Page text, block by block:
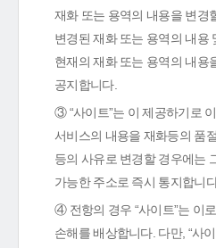
재화 또는 용역의 내용을 변경
변경된 재화 또는 용역의 내용
현재의 재화 또는 용역의 내용
공지합니다.
③ “사이트”는 이 제공하기로
서비스의 내용을 재화등의 품
등의 사유로 변경할 경우에는
가능한 주소로 즉시 통지합니
④ 전항의 경우 “사이트”는 이
손해를 배상합니다. 다만, “사